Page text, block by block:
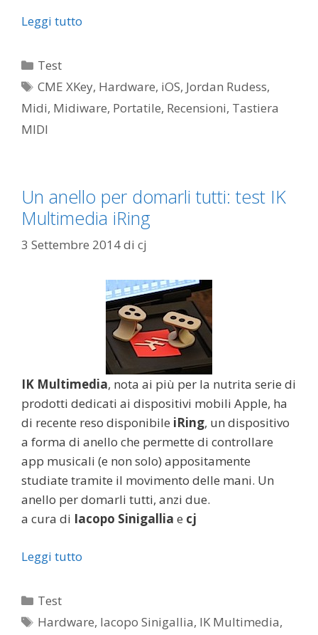
Leggi tutto
Categorie
Test
Tag
CME XKey, Hardware, iOS, Jordan Rudess,
Midi, Midiware, Portatile, Recensioni, Tastiera
MIDI
Un anello per domarli tutti: test IK
Multimedia iRing
3 Settembre 2014di cj
IK Multimedia, nota ai più per la nutrita serie di
prodotti dedicati ai dispositivi mobili Apple, ha
di recente reso disponibile iRing, un dispositivo
a forma di anello che permette di controllare
app musicali (e non solo) appositamente
studiate tramite il movimento delle mani. Un
anello per domarli tutti, anzi due.
a cura di Iacopo Sinigallia e cj
Leggi tutto
Categorie
Test
Tag
Hardware, Iacopo Sinigallia, IK Multimedia,